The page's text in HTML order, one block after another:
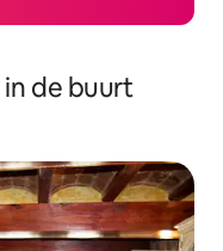
de buurt